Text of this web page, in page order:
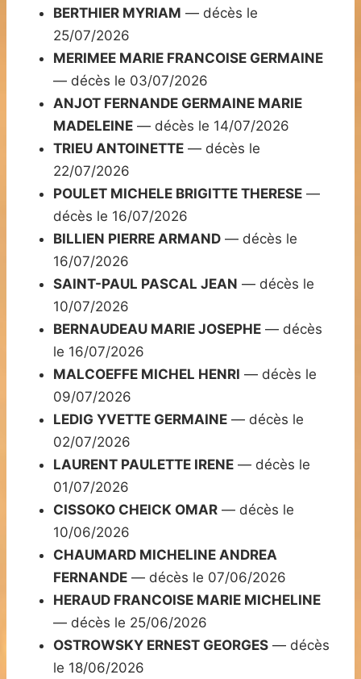
BERTHIER MYRIAM — décès le
25/07/2026
MERIMEE MARIE FRANCOISE GERMAINE
— décès le 03/07/2026
ANJOT FERNANDE GERMAINE MARIE
MADELEINE — décès le 14/07/2026
TRIEU ANTOINETTE — décès le
22/07/2026
POULET MICHELE BRIGITTE THERESE —
décès le 16/07/2026
BILLIEN PIERRE ARMAND — décès le
16/07/2026
SAINT-PAUL PASCAL JEAN — décès le
10/07/2026
BERNAUDEAU MARIE JOSEPHE — décès
le 16/07/2026
MALCOEFFE MICHEL HENRI — décès le
09/07/2026
LEDIG YVETTE GERMAINE — décès le
02/07/2026
LAURENT PAULETTE IRENE — décès le
01/07/2026
CISSOKO CHEICK OMAR — décès le
10/06/2026
CHAUMARD MICHELINE ANDREA
FERNANDE — décès le 07/06/2026
HERAUD FRANCOISE MARIE MICHELINE
— décès le 25/06/2026
OSTROWSKY ERNEST GEORGES — décès
le 18/06/2026